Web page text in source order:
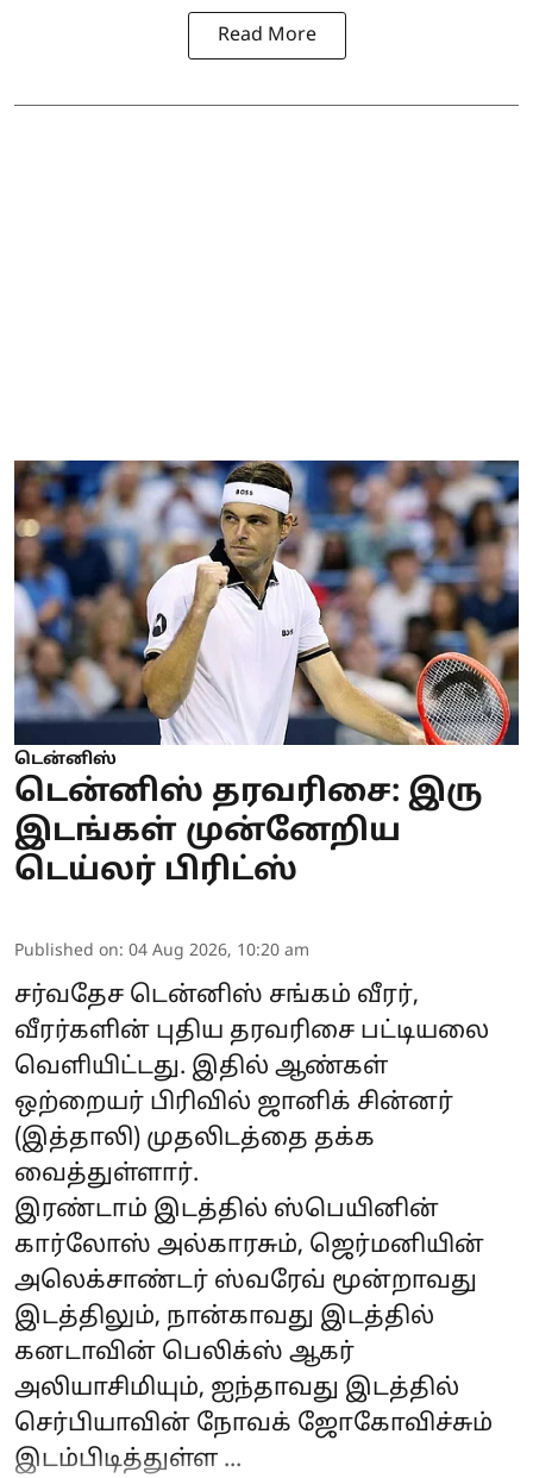
Read More
டென்னிஸ்
டென்னிஸ் தரவரிசை: இரு
இடங்கள் முன்னேறிய
டெய்லர் பிரிட்ஸ்
Published on: 04 Aug 2026, 10:20 am
சர்வதேச டென்னிஸ் சங்கம் வீரர்,
வீரர்களின் புதிய தரவரிசை பட்டியலை
வெளியிட்டது. இதில் ஆண்கள்
ஒற்றையர் பிரிவில் ஜானிக் சின்னர்
(இத்தாலி) முதலிடத்தை தக்க
வைத்துள்ளார்.
இரண்டாம் இடத்தில் ஸ்பெயினின்
கார்லோஸ் அல்காரசும், ஜெர்மனியின்
அலெக்சாண்டர் ஸ்வரேவ் மூன்றாவது
இடத்திலும், நான்காவது இடத்தில்
கனடாவின் பெலிக்ஸ் ஆகர்
அலியாசிமியும், ஐந்தாவது இடத்தில்
செர்பியாவின் நோவக் ஜோகோவிச்சும்
இடம்பிடித்துள்ள ...